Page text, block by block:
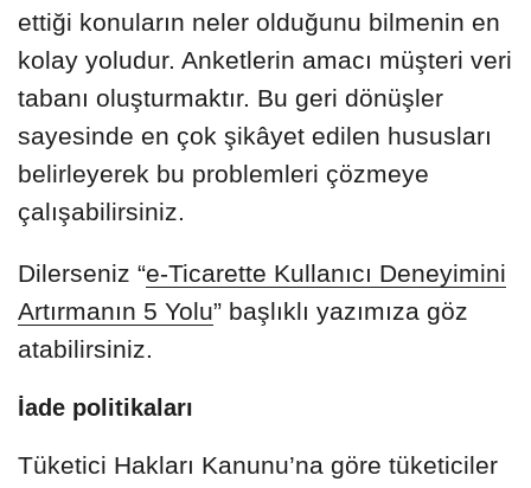
ettiği konuların neler olduğunu bilmenin en
kolay yoludur. Anketlerin amacı müşteri veri
tabanı oluşturmaktır. Bu geri dönüşler
sayesinde en çok şikâyet edilen hususları
belirleyerek bu problemleri çözmeye
çalışabilirsiniz.
Dilerseniz “e-Ticarette Kullanıcı Deneyimini
Artırmanın 5 Yolu” başlıklı yazımıza göz
atabilirsiniz.
İade politikaları
Tüketici Hakları Kanunu’na göre tüketiciler